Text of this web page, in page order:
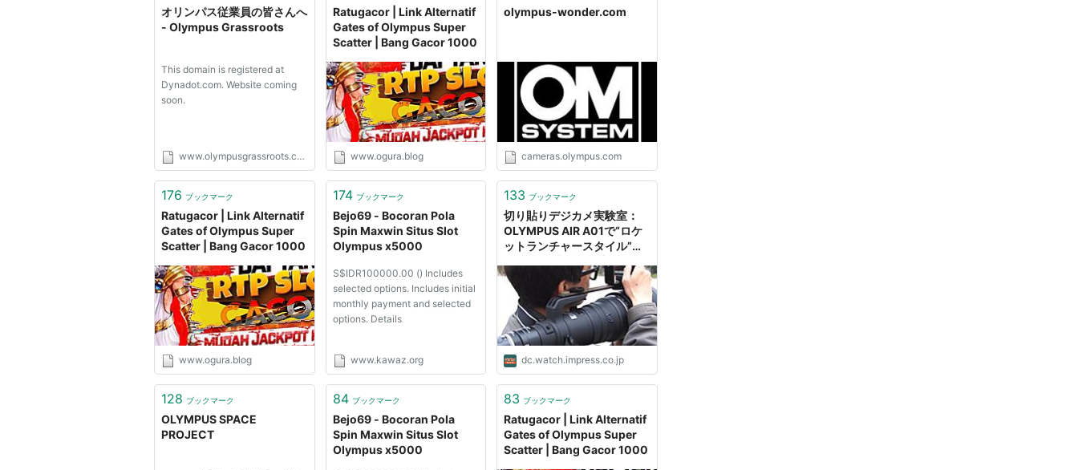
オリンパス従業員の皆さんへ
- Olympus Grassroots
This domain is registered at
Dynadot.com. Website coming
soon.
www.olympusgrassroots.com
Ratugacor | Link Alternatif
Gates of Olympus Super
Scatter | Bang Gacor 1000
www.ogura.blog
olympus-wonder.com
cameras.olympus.com
176 ブックマーク
Ratugacor | Link Alternatif
Gates of Olympus Super
Scatter | Bang Gacor 1000
www.ogura.blog
174 ブックマーク
Bejo69 - Bocoran Pola
Spin Maxwin Situs Slot
Olympus x5000
S$IDR100000.00 () Includes
selected options. Includes initial
monthly payment and selected
options. Details
www.kawaz.org
133 ブックマーク
切り貼りデジカメ実験室：
OLYMPUS AIR A01で“ロケ
ットランチャースタイル”
ズを肩に担いで撮る
dc.watch.impress.co.jp
128 ブックマーク
OLYMPUS SPACE
PROJECT
84 ブックマーク
Bejo69 - Bocoran Pola
Spin Maxwin Situs Slot
Olympus x5000
83 ブックマーク
Ratugacor | Link Alternatif
Gates of Olympus Super
Scatter | Bang Gacor 1000